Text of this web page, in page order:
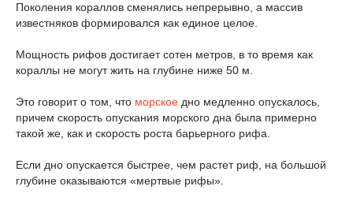
Поколения кораллов сменялись непрерывно, а массив
известняков формировался как единое целое.
Мощность рифов достигает сотен метров, в то время как
кораллы не могут жить на глубине ниже 50 м.
Это говорит о том, что морское дно медленно опускалось,
причем скорость опускания морского дна была примерно
такой же, как и скорость роста барьерного рифа.
Если дно опускается быстрее, чем растет риф, на большой
глубине оказываются «мертвые рифы».